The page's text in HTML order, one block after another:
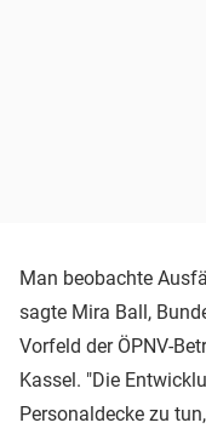
Man beobachte
sagte Mira Ball,
Vorfeld der ÖPNV-
Kassel. "Die
Personaldecke zu